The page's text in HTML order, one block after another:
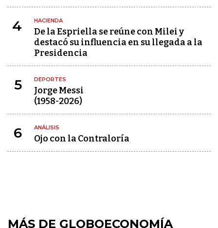
4 HACIENDA
De la Espriella se reúne con Milei y
destacó su influencia en su llegada a la
Presidencia
5 DEPORTES
Jorge Messi
(1958-2026)
6 ANÁLISIS
Ojo con la Contraloría
MÁS DE GLOBOECONOMÍA